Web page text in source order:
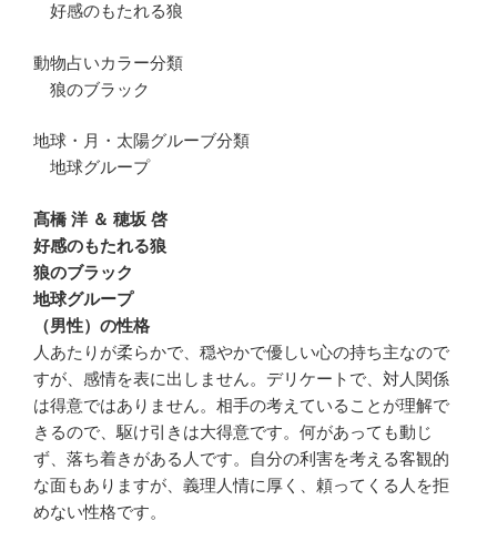
好感のもたれる狼
動物占いカラー分類
狼のブラック
地球・月・太陽グルーブ分類
地球グループ
髙橋 洋 ＆ 穂坂 啓
好感のもたれる狼
狼のブラック
地球グループ
（男性）の性格
人あたりが柔らかで、穏やかで優しい心の持ち主なので
すが、感情を表に出しません。デリケートで、対人関係
は得意ではありません。相手の考えていることが理解で
きるので、駆け引きは大得意です。何があっても動じ
ず、落ち着きがある人です。自分の利害を考える客観的
な面もありますが、義理人情に厚く、頼ってくる人を拒
めない性格です。